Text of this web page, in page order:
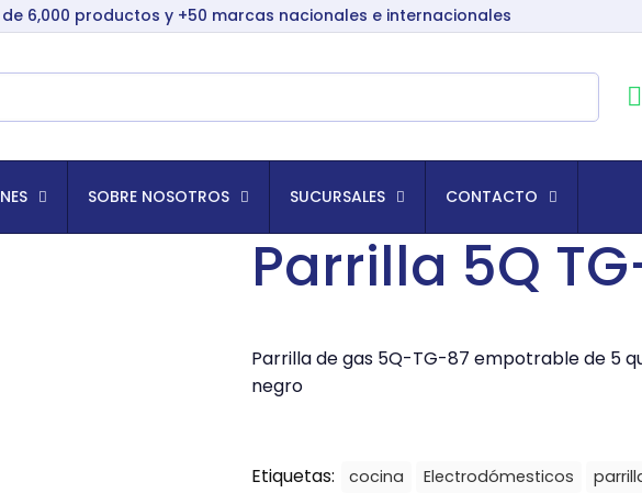
de 6,000 productos y +50 marcas nacionales e internacionales
SOBRE NOSOTROS SUCURSALES CONTACTO
Parrilla 5Q
Parrilla de gas 5Q-TG-87 empotrable de 5
negro
Etiquetas: cocina Electrodómesticos